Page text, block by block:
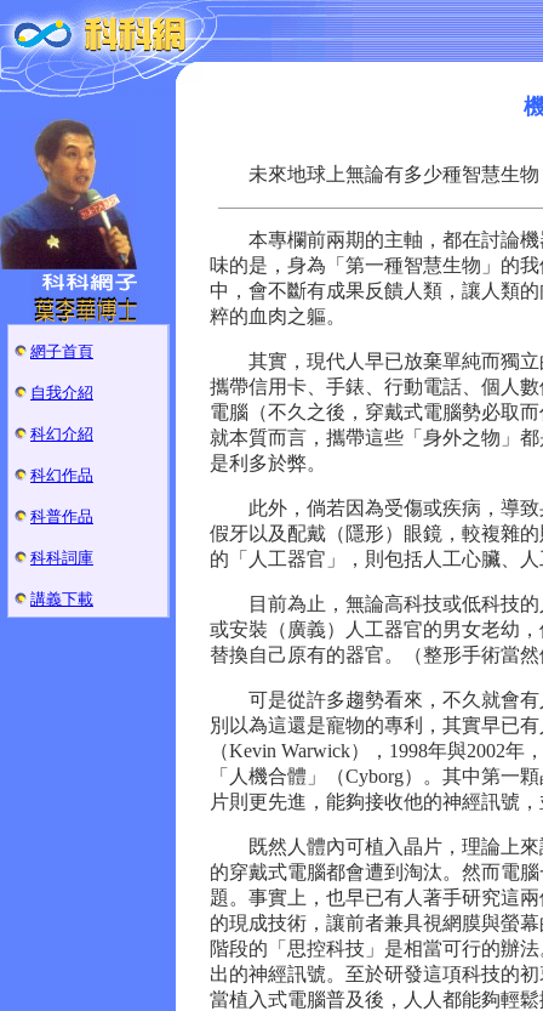
網子首頁
自我介紹
科幻介紹
科幻作品
科普作品
科科詞庫
講義下載
未來地球上無論有多少種智慧生物
本專欄前兩期的主軸，都在討論機
味的是，身為「第一種智慧生物」的
中，會不斷有成果反饋人類，讓人類
粹的血肉之軀。
其實，現代人早已放棄單純而獨立
攜帶信用卡、手錶、行動電話、個人
電腦（不久之後，穿戴式電腦勢必取
就本質而言，攜帶這些「身外之物」
是利多於弊。
此外，倘若因為受傷或疾病，導致
假牙以及配戴（隱形）眼鏡，較複雜
的「人工器官」，則包括人工心臟、
目前為止，無論高科技或低科技的
或安裝（廣義）人工器官的男女老幼
替換自己原有的器官。（整形手術當
可是從許多趨勢看來，不久就會有
別以為這還是寵物的專利，其實早已
（Kevin Warwick），1998年與2002
「人機合體」（Cyborg）。其中第一
片則更先進，能夠接收他的神經訊號
既然人體內可植入晶片，理論上來
的穿戴式電腦都會遭到淘汰。然而電
題。事實上，也早已有人著手研究這
的現成技術，讓前者兼具視網膜與螢
階段的「思控科技」是相當可行的辦
出的神經訊號。至於研發這項科技的
當植入式電腦普及後，人人都能夠輕